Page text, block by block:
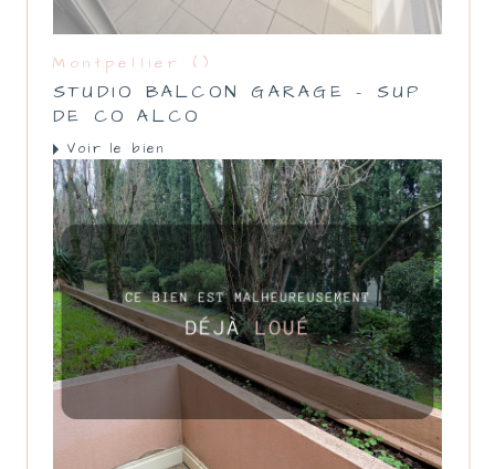
Montpellier ()
STUDIO BALCON GARAGE - SUP
DE CO ALCO
Voir le bien